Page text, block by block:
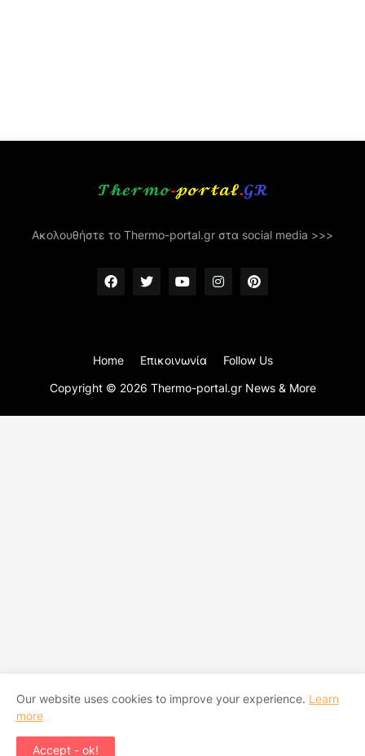
Ακολουθήστε το Thermo-portal.gr στα social media >>>
Copyright © 2026 Thermo-portal.gr News & More
Home Επικοινωνία Follow Us
Our website uses cookies to improve your experience. Learn
more
Accept - ok!